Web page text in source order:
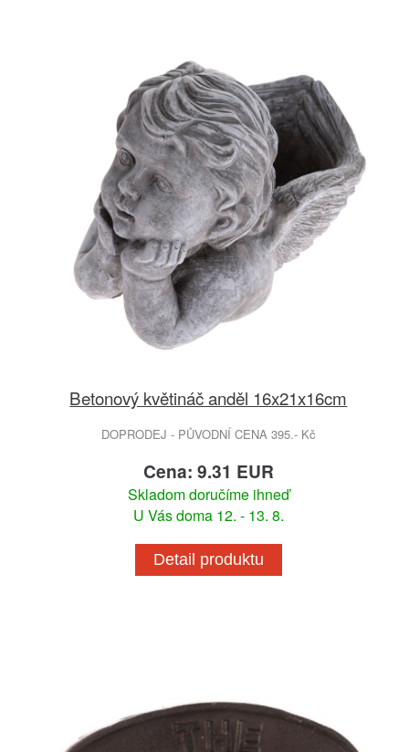
Betonový květináč anděl 16x21x16cm
DOPRODEJ - PŮVODNÍ CENA 395.- Kč
Cena: 9.31 EUR
Skladom doručíme ihneď
U Vás doma 12. - 13. 8.
Detail produktu